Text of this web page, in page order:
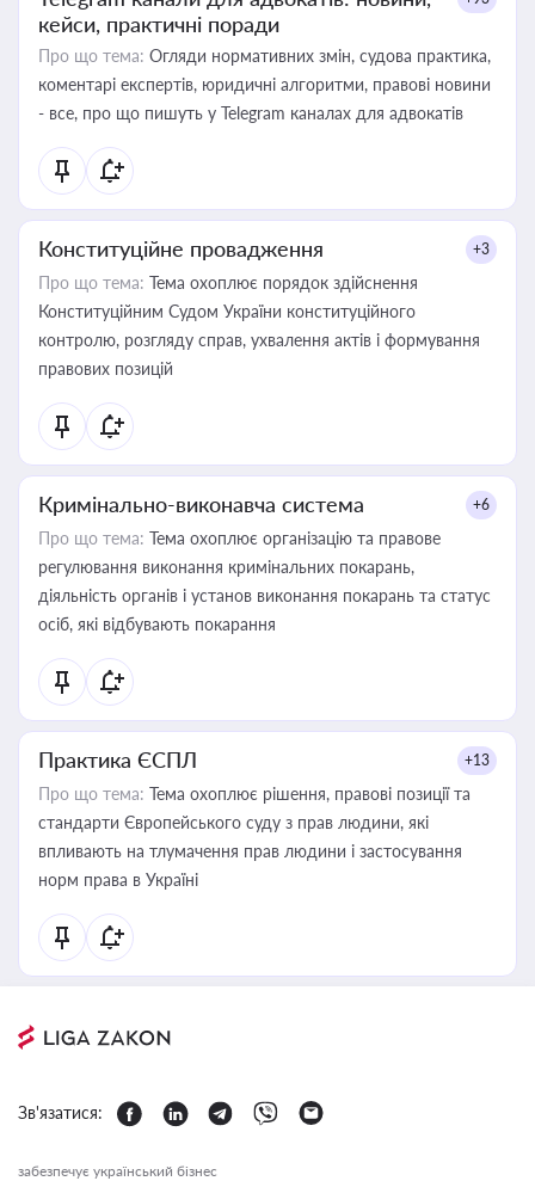
кейси, практичні поради
Про що тема: Огляди нормативних змін, судова практика,
коментарі експертів, юридичні алгоритми, правові новини
- все, про що пишуть у Telegram каналах для адвокатів
Конституційне провадження +3
Про що тема: Тема охоплює порядок здійснення
Конституційним Судом України конституційного
контролю, розгляду справ, ухвалення актів і формування
правових позицій
Кримінально-виконавча система +6
Про що тема: Тема охоплює організацію та правове
регулювання виконання кримінальних покарань,
діяльність органів і установ виконання покарань та статус
осіб, які відбувають покарання
Практика ЄСПЛ +13
Про що тема: Тема охоплює рішення, правові позиції та
стандарти Європейського суду з прав людини, які
впливають на тлумачення прав людини і застосування
норм права в Україні
Зв'язатися:
забезпечує український бізнес